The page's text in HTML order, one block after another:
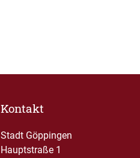
Kontakt
Stadt Göppingen
Hauptstraße 1